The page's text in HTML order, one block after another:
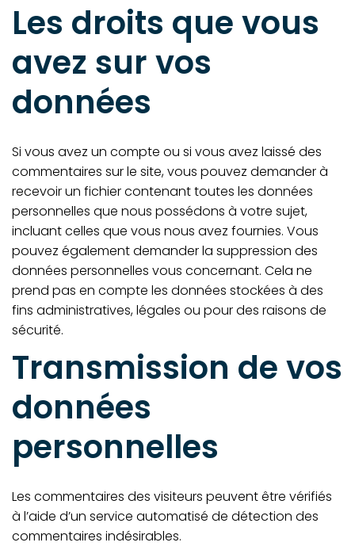
Les droits que vous
avez sur vos
données
Si vous avez un compte ou si vous avez laissé des
commentaires sur le site, vous pouvez demander à
recevoir un fichier contenant toutes les données
personnelles que nous possédons à votre sujet,
incluant celles que vous nous avez fournies. Vous
pouvez également demander la suppression des
données personnelles vous concernant. Cela ne
prend pas en compte les données stockées à des
fins administratives, légales ou pour des raisons de
sécurité.
Transmission de vos
données
personnelles
Les commentaires des visiteurs peuvent être vérifiés
à l’aide d’un service automatisé de détection des
commentaires indésirables.